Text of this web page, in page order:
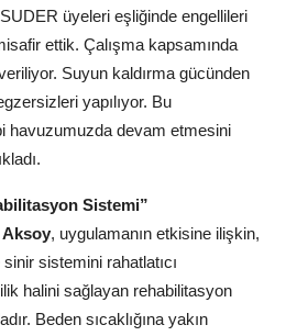
üyeleri eşliğinde engellileri
ettik. Çalışma kapsamında
Suyun kaldırma gücünden
yapılıyor. Bu
havuzumuzda devam etmesini
Sistemi”
, uygulamanın etkisine ilişkin,
sistemini rahatlatıcı
halini sağlayan rehabilitasyon
Beden sıcaklığına yakın